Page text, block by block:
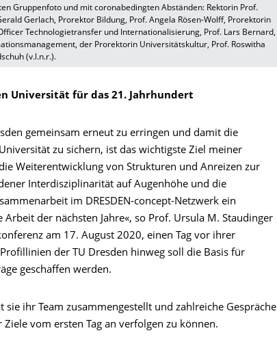
Gruppenfoto und mit coronabedingten Abständen: Rektorin Prof.
Gerlach, Prorektor Bildung, Prof. Angela Rösen-Wolff, Prorektorin
Technologietransfer und Internationalisierung, Prof. Lars Bernard,
der Prorektorin Universitätskultur, Prof. Roswitha
(v.l.n.r.).
Universität für das 21. Jahrhundert
gemeinsam erneut zu erringen und damit die
zu sichern, ist das wichtigste Ziel meiner
Weiterentwicklung von Strukturen und Anreizen zur
Interdisziplinarität auf Augenhöhe und die
im DRESDEN-concept-Netzwerk ein
der nächsten Jahre«, so Prof. Ursula M. Staudinger
am 17. August 2020, einen Tag vor ihrer
der TU Dresden hinweg soll die Basis für
geschaffen werden.
sie ihr Team zusammengestellt und zahlreiche Gespräche
vom ersten Tag an verfolgen zu können.